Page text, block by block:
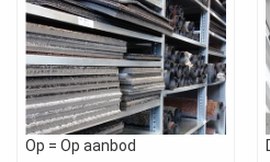
Op = Op aanbod